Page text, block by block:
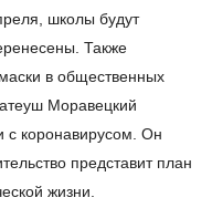
школы будут
Также
в общественных
Моравецкий
с коронавирусом. Он
представит план
жизни.